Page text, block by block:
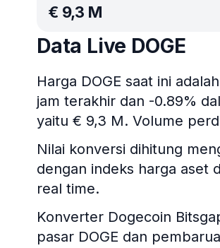
€ 9,3 M
Data Live DOGE
Harga DOGE saat ini
jam terakhir dan -0.89%
yaitu € 9,3 M. Volume
Nilai konversi dihitung
dengan indeks harga aset
real time.
Konverter Dogecoin
pasar DOGE dan